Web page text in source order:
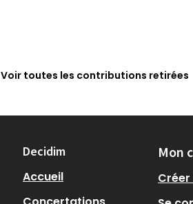
Voir toutes les contributions retirées
Decidim
Accueil
Mon